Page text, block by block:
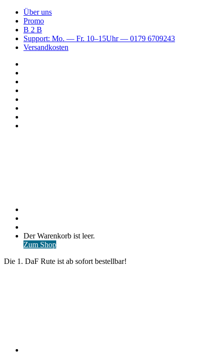
Über uns
Promo
B 2 B
Support: Mo. — Fr. 10–15Uhr — 0179 6709243
Versandkosten
Warenkorb
ansehen
Der Warenkorb ist leer.
Zum Shop
Die 1. DaF Rute ist ab sofort bestellbar!